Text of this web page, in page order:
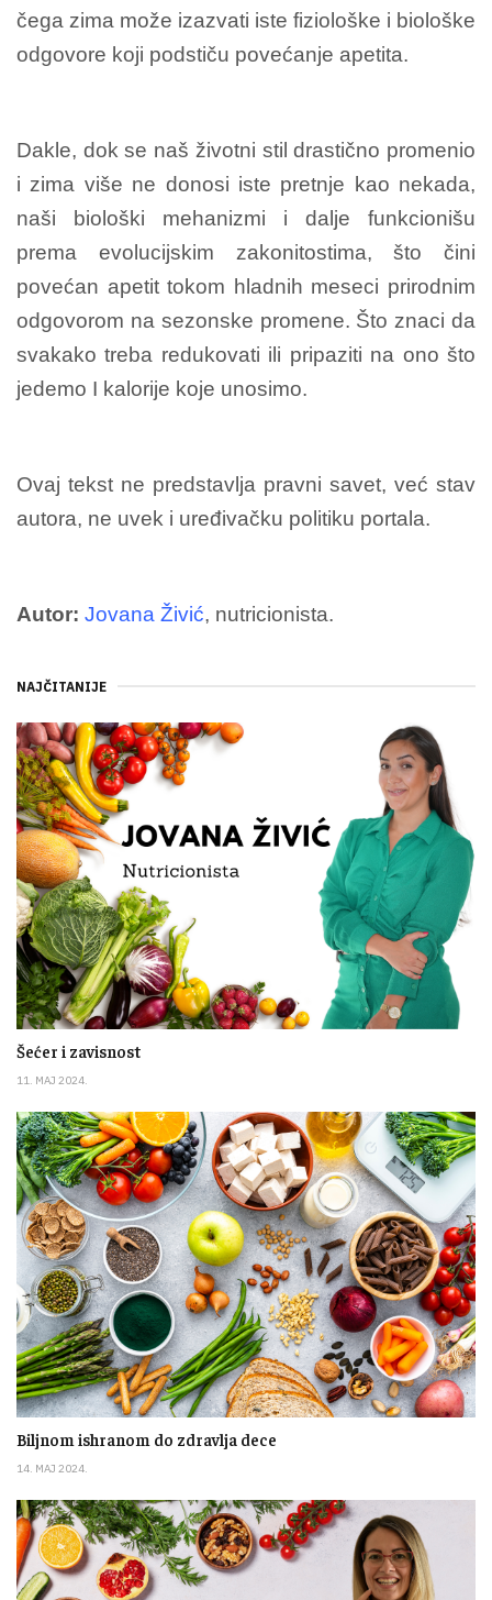
čega zima može izazvati iste fiziološke i biološke
odgovore koji podstiču povećanje apetita.
Dakle, dok se naš životni stil drastično promenio
i zima više ne donosi iste pretnje kao nekada,
naši biološki mehanizmi i dalje funkcionišu
prema evolucijskim zakonitostima, što čini
povećan apetit tokom hladnih meseci prirodnim
odgovorom na sezonske promene. Što znaci da
svakako treba redukovati ili pripaziti na ono što
jedemo I kalorije koje unosimo.
Ovaj tekst ne predstavlja pravni savet, već stav
autora, ne uvek i uređivačku politiku portala.
Autor: Jovana Živić, nutricionista.
NAJČITANIJE
Šećer i zavisnost
11. MAJ 2024.
Biljnom ishranom do zdravlja dece
14. MAJ 2024.